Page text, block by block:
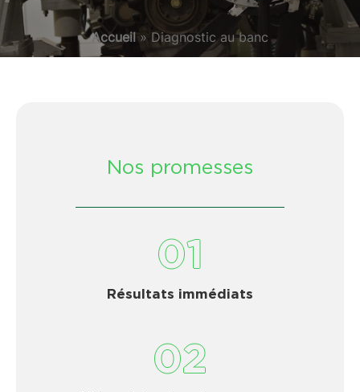
Accueil» Diagnostic au banc
Nos promesses
01
Résultats immédiats
02